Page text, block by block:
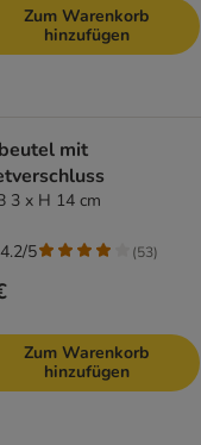
Zum Warenkorb
hinzufügen
mit
3 x H 14 cm
5 (53)
Zum Warenkorb
hinzufügen